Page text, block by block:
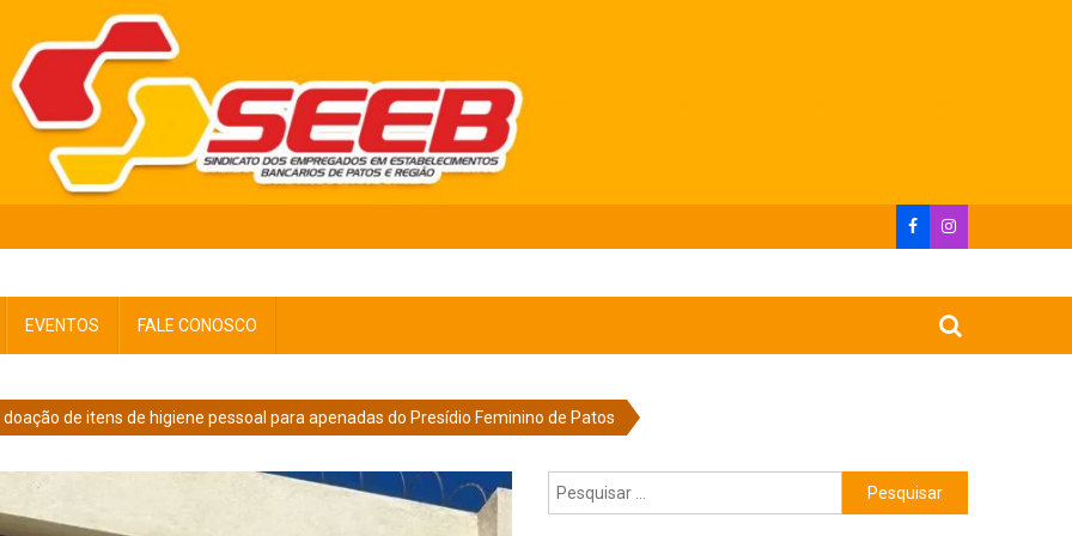
EVENTOS FALE CONOSCO
de itens de higiene pessoal para apenadas do Presídio Feminino de Patos
Pesquisar
por: